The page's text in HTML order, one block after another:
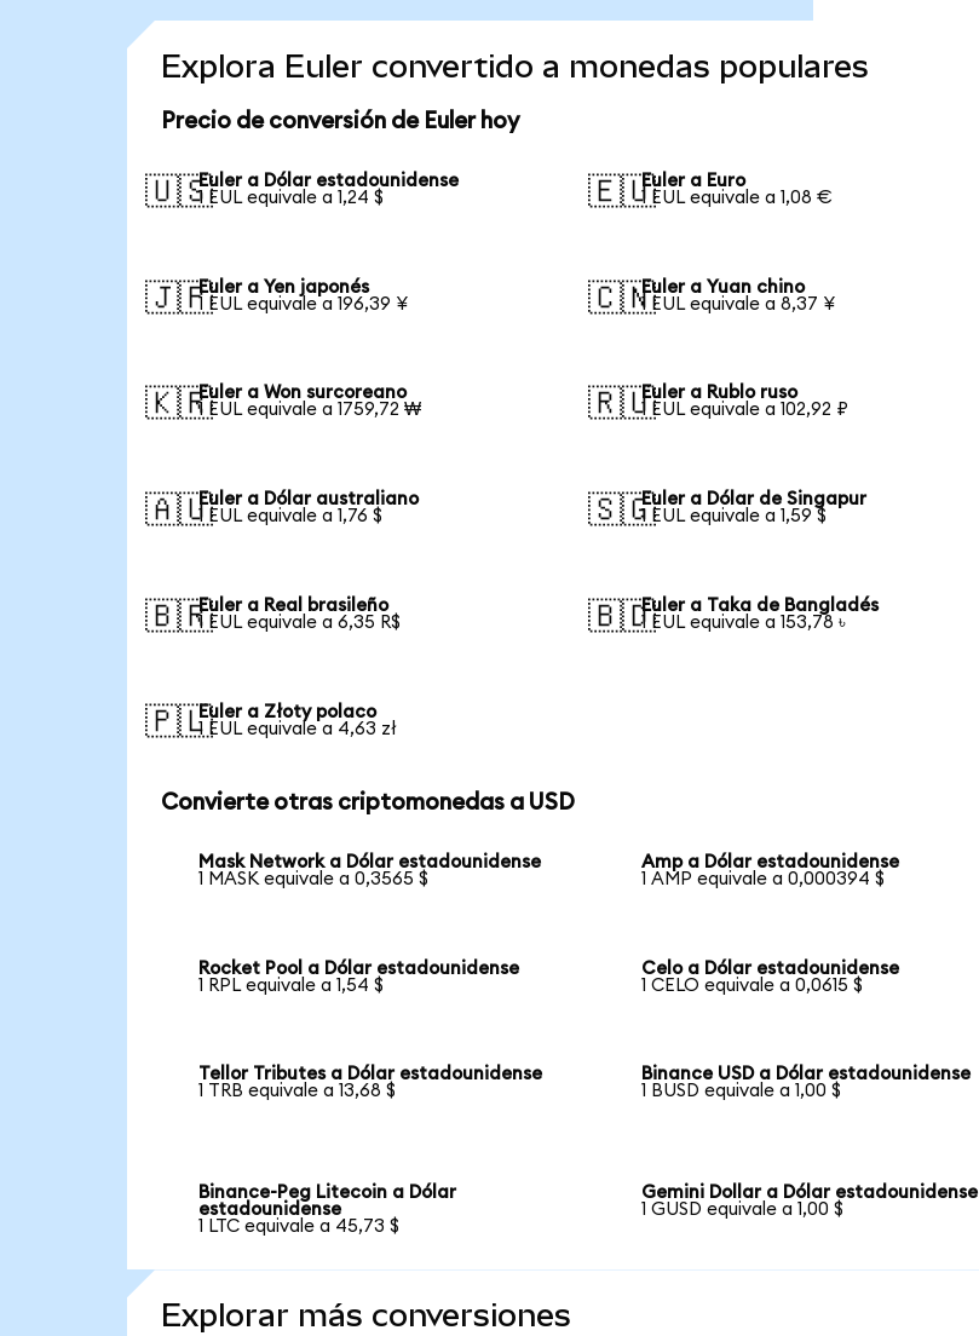
Explora Euler convertido a monedas populares
Precio de conversión de Euler hoy
🇺🇸Euler a Dólar estadounidense
1 EUL equivale a 1,24 $
🇪🇺Euler a Euro
1 EUL equivale a 1,08 €
🇯🇵Euler a Yen japonés
1 EUL equivale a 196,39 ¥
🇨🇳Euler a Yuan chino
1 EUL equivale a 8,37 ¥
🇰🇷Euler a Won surcoreano
1 EUL equivale a 1759,72 ₩
🇷🇺Euler a Rublo ruso
1 EUL equivale a 102,92 ₽
🇦🇺Euler a Dólar australiano
1 EUL equivale a 1,76 $
🇸🇬Euler a Dólar de Singapur
1 EUL equivale a 1,59 $
🇧🇷Euler a Real brasileño
1 EUL equivale a 6,35 R$
🇧🇩Euler a Taka de Bangladés
1 EUL equivale a 153,78 ৳
🇵🇱Euler a Złoty polaco
1 EUL equivale a 4,63 zł
Convierte otras criptomonedas a USD
Mask Network a Dólar estadounidense
1 MASK equivale a 0,3565 $
Amp a Dólar estadounidense
1 AMP equivale a 0,000394 $
Rocket Pool a Dólar estadounidense
1 RPL equivale a 1,54 $
Celo a Dólar estadounidense
1 CELO equivale a 0,0615 $
Tellor Tributes a Dólar estadounidense
1 TRB equivale a 13,68 $
Binance USD a Dólar estadounidense
1 BUSD equivale a 1,00 $
Binance-Peg Litecoin a Dólar
estadounidense
1 LTC equivale a 45,73 $
Gemini Dollar a Dólar estadounidense
1 GUSD equivale a 1,00 $
Explorar más conversiones